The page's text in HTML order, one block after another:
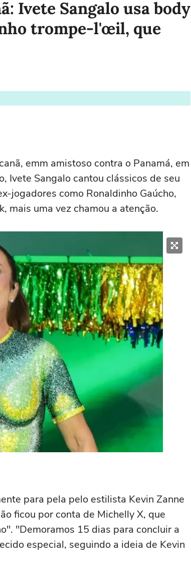
Ivete Sangalo usa body
trompe-l'œil, que
emm amistoso contra o Panamá, em
Ivete Sangalo cantou clássicos de seu
jogadores como Ronaldinho Gaúcho,
mais uma vez chamou a atenção.
para pela pelo estilista Kevin Zanne
ficou por conta de Michelly X, que
"Demoramos 15 dias para concluir a
especial, seguindo a ideia de Kevin